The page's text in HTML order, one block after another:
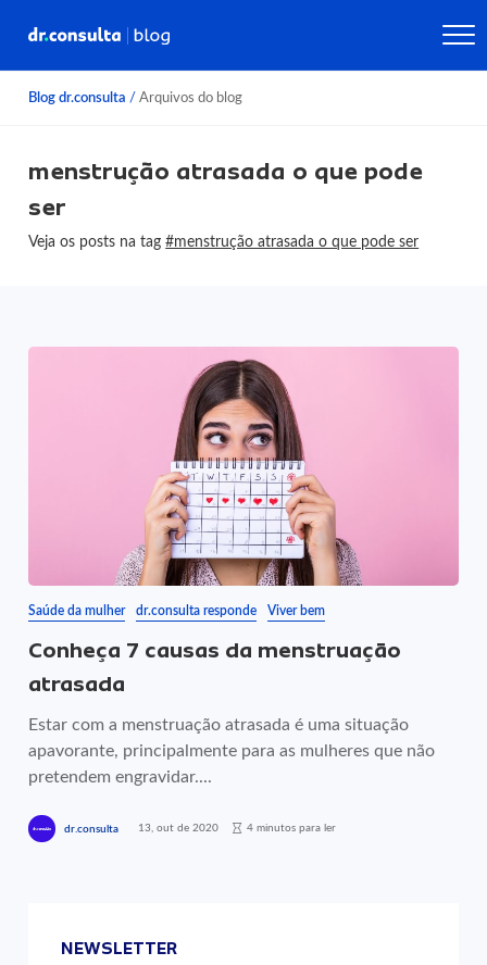
Blog dr.consulta / Arquivos do blog
menstrução atrasada o que pode
ser
Veja os posts na tag#menstrução atrasada o que pode ser
Saúde da mulher dr.consulta responde Viver bem
Conheça 7 causas da menstruação
atrasada
Estar com a menstruação atrasada é uma situação
apavorante, principalmente para as mulheres que não
pretendem engravidar....
dr.consulta 13, out de 2020 4 minutos para ler
NEWSLETTER